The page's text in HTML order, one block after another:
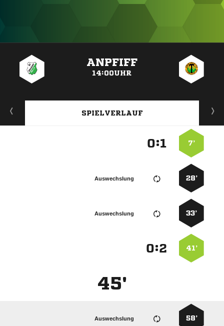
ANPFIFF
14:00UHR
SPIELVERLAUF
7’
:
28’
Auswechslung
33’
Auswechslung
41’
:
45'
58’
Auswechslung